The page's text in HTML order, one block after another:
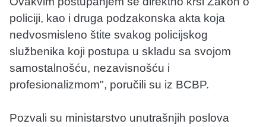
policiji, kao i druga podzakonska akta koja
nedvosmisleno štite svakog policijskog
službenika koji postupa u skladu sa svojom
samostalnošću, nezavisnošću i
profesionalizmom", poručili su iz BCBP.
Pozvali su ministarstvo unutrašnjih poslova